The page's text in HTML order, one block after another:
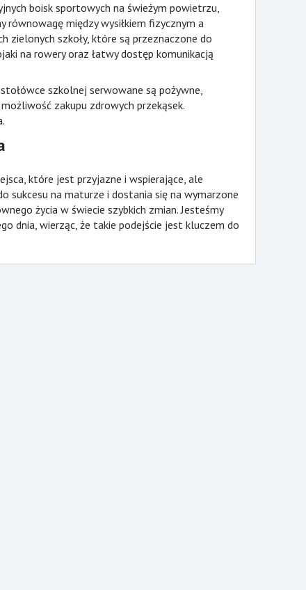
boisk sportowych na świeżym powietrzu,
między wysiłkiem fizycznym a
zielonych szkoły, które są przeznaczone do
na rowery oraz łatwy dostęp komunikacją
szkolnej serwowane są pożywne,
zakupu zdrowych przekąsek.
które jest przyjazne i wspierające, ale
sukcesu na maturze i dostania się na wymarzone
życia w świecie szybkich zmian. Jesteśmy
dnia, wierząc, że takie podejście jest kluczem do